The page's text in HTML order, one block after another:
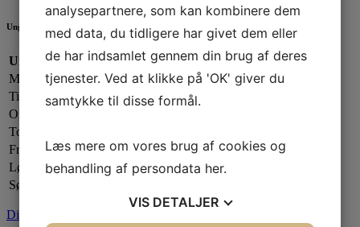
Ungdomsafdelingen
Ungdomsafdelingen:
Mandag: 17.00 - 20.00
Tirsdag:
Lukket
Onsdag:
Torsdag:
Fredag:
Lukket
Lørdag:
Efter aftale
Søndag:
Din sejlklub
analysepartnere, som kan kombinere dem
med data, du tidligere har givet dem eller
de har indsamlet gennem din brug af deres
tjenester. Ved at klikke på 'OK' giver du
samtykke til disse formål.
Læs mere om vores brug af cookies og
behandling af persondata her.
VIS DETALJER